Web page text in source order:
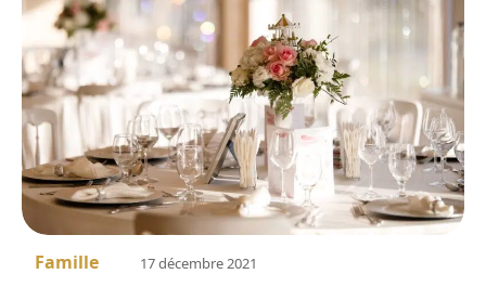
Famille 17 décembre 2021